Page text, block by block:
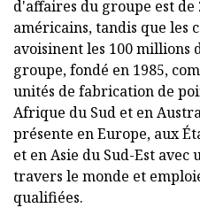
d'affaires du groupe est
américains, tandis que les
avoisinent les 100 millions
groupe, fondé en 1985,
unités de fabrication de
Afrique du Sud et en
présente en Europe, aux
et en Asie du Sud-Est avec
travers le monde et
qualifiées.